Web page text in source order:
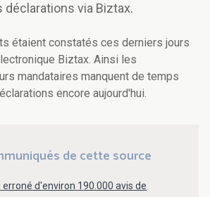
déclarations via Biztax.
étaient constatés ces derniers jours
Biztax. Ainsi les
mandataires manquent de temps
encore aujourd'hui.
de cette source
erroné d'environ 190.000 avis de